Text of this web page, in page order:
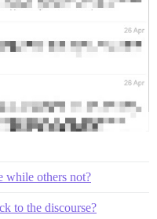
while others not?
to the discourse?